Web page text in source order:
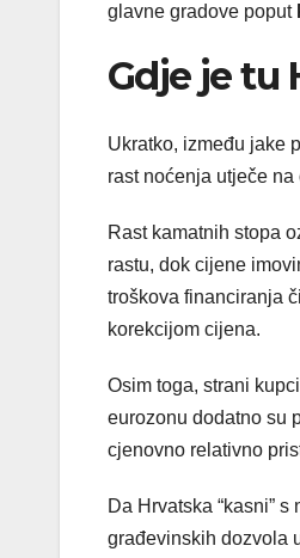
glavne gradove poput
Gdje je tu
Ukratko, između jake
rast noćenja utječe
Rast kamatnih stopa
rastu, dok cijene
troškova financiranja
korekcijom cijena.
Osim toga, strani
eurozonu dodatno su
cjenovno relativno
Da Hrvatska “kasni”
građevinskih dozvola